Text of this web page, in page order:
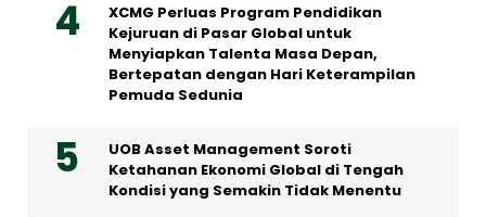
XCMG Perluas Program Pendidikan
Kejuruan di Pasar Global untuk
Menyiapkan Talenta Masa Depan,
Bertepatan dengan Hari Keterampilan
Pemuda Sedunia
UOB Asset Management Soroti
Ketahanan Ekonomi Global di Tengah
Kondisi yang Semakin Tidak Menentu